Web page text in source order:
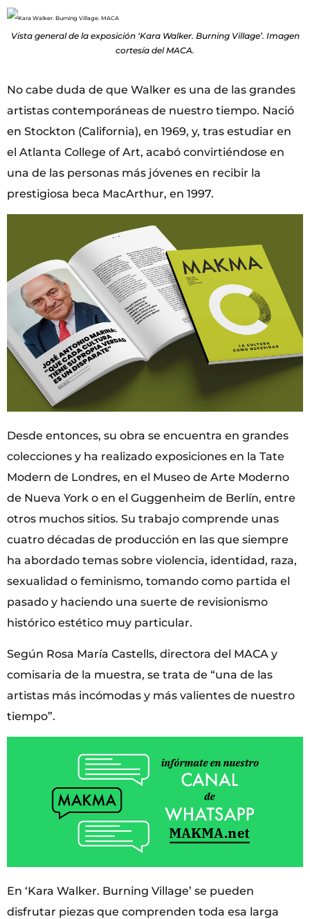
Vista general de la exposición ‘Kara Walker. Burning Village’. Imagen
cortesía del MACA.
No cabe duda de que Walker es una de las grandes
artistas contemporáneas de nuestro tiempo. Nació
en Stockton (California), en 1969, y, tras estudiar en
el Atlanta College of Art, acabó convirtiéndose en
una de las personas más jóvenes en recibir la
prestigiosa beca MacArthur, en 1997.
Desde entonces, su obra se encuentra en grandes
colecciones y ha realizado exposiciones en la Tate
Modern de Londres, en el Museo de Arte Moderno
de Nueva York o en el Guggenheim de Berlín, entre
otros muchos sitios. Su trabajo comprende unas
cuatro décadas de producción en las que siempre
ha abordado temas sobre violencia, identidad, raza,
sexualidad o feminismo, tomando como partida el
pasado y haciendo una suerte de revisionismo
histórico estético muy particular.
Según Rosa María Castells, directora del MACA y
comisaria de la muestra, se trata de “una de las
artistas más incómodas y más valientes de nuestro
tiempo”.
En ‘Kara Walker. Burning Village’ se pueden
disfrutar piezas que comprenden toda esa larga